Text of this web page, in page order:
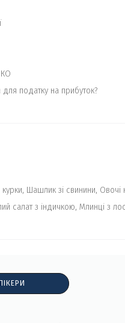
КО
податку на прибуток?
Шашлик зі свинини, Овочі
салат з індичкою, Млинці з